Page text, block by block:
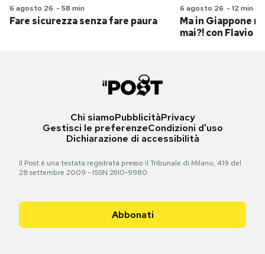
6 agosto 26 - 58 min
Fare sicurezza senza fare paura
6 agosto 26 - 12 min
Ma in Giappone
mai?! con Flavio
Chi siamoPubblicitàPrivacy
Gestisci le preferenzeCondizioni d'uso
Dichiarazione di accessibilità
Il Post è una testata registrata presso il Tribunale di Milano, 419 del
28 settembre 2009 - ISSN 2610-9980
Abbonati